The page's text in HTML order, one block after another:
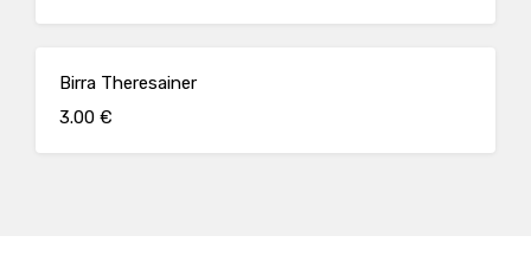
Birra Theresainer
3.00 €